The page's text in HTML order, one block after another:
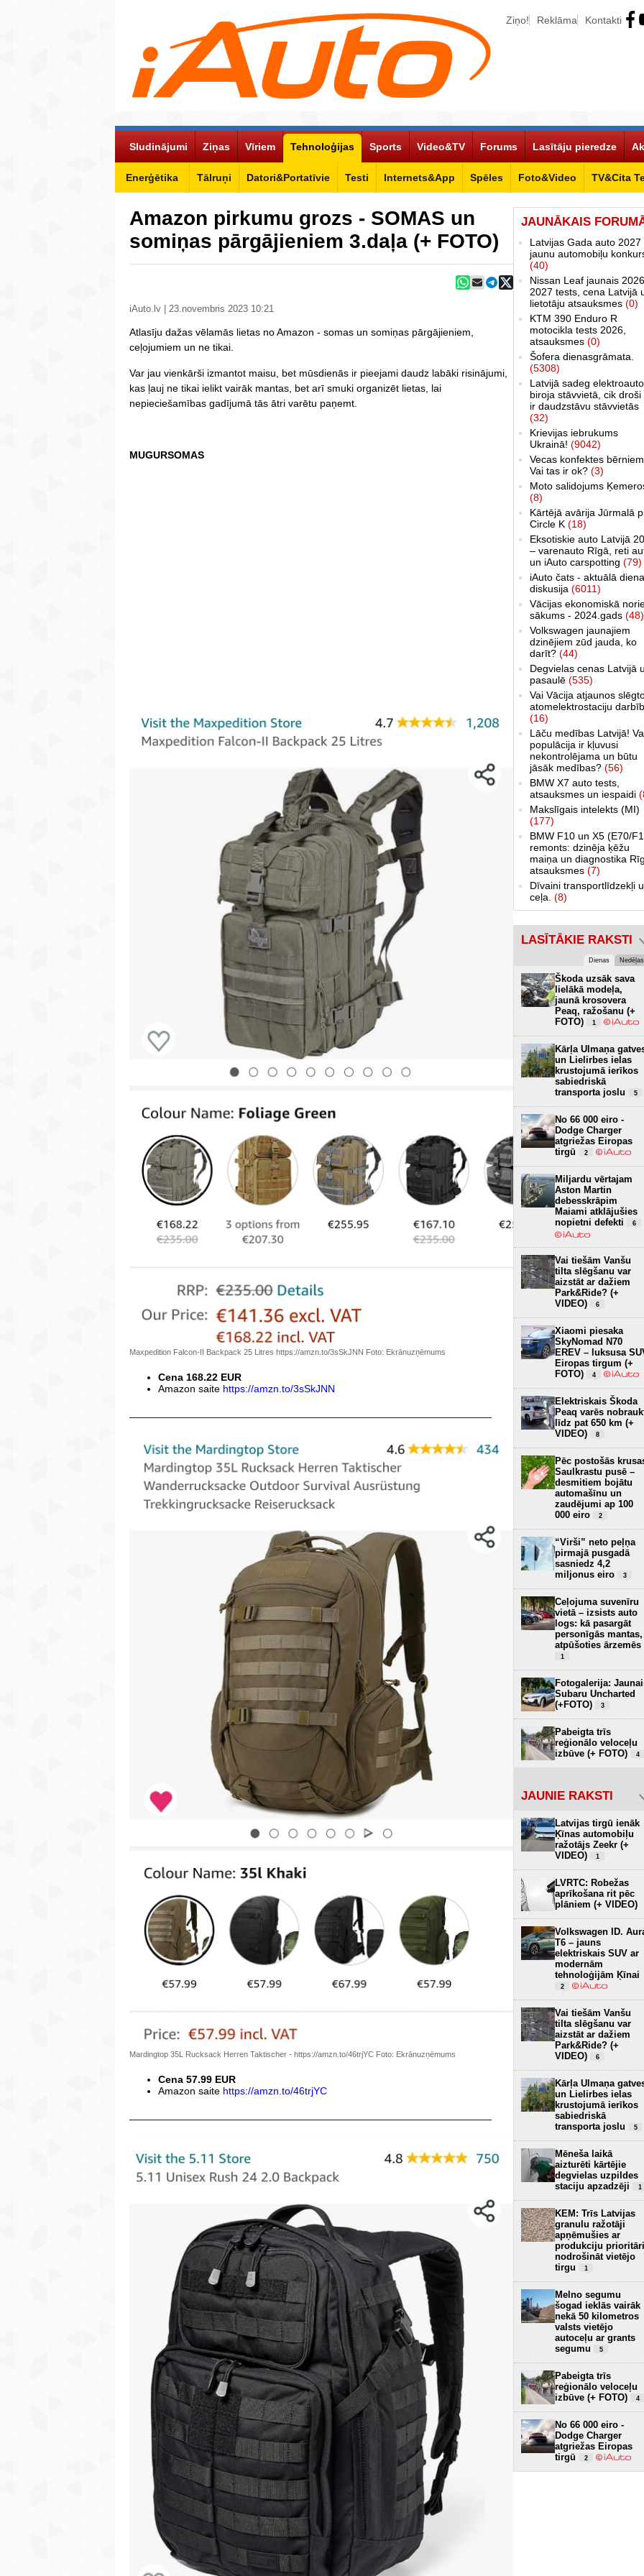
Ziņo! Reklāma Kontakti
Sludinājumi Ziņas Vīriem Tehnoloģijas
Enerģētika Tālruņi Datori&Portatīvie Testi Internets&App Spēles Foto&Video TV&Cita
Sports Video&TV Forums Lasītāju pieredze
Amazon pirkumu grozs - SOMAS un
somiņas pārgājieniem 3.daļa (+ FOTO)
iAuto.lv | 23.novembris 2023 10:21
Atlasīju dažas vēlamās lietas no Amazon - somas un somiņas pārgājieniem,
ceļojumiem un ne tikai.
Var jau vienkārši izmantot maisu, bet mūsdienās ir pieejami daudz labāki risinājumi,
kas ļauj ne tikai ielikt vairāk mantas, bet arī smuki organizēt lietas, lai
nepieciešamības gadījumā tās ātri varētu paņemt.
MUGURSOMAS
Maxpedition Falcon-II Backpack 25 Litres https://amzn.to/3sSkJNN Foto: Ekrānuzņēmums
Cena 168.22 EUR
Amazon saite https://amzn.to/3sSkJNN
Mardingtop 35L Rucksack Herren Taktischer - https://amzn.to/46trjYC Foto: Ekrānuzņēmums
Cena 57.99 EUR
Amazon saite https://amzn.to/46trjYC
JAUNĀKAIS
Latvijas Gada auto 2027
jaunu automobiļu
(40)
Nissan Leaf jaunais
2027 tests, cena Latvijā
lietotāju atsauksmes (0)
KTM 390 Enduro R
motocikla tests 2026,
atsauksmes (0)
Šofera dienasgrāmata.
(5308)
Latvijā sadeg elektroauto
biroja stāvvietā, cik droši
ir daudzstāvu stāvvietās
(32)
Krievijas iebrukums
Ukrainā! (9042)
Vecas konfektes
Vai tas ir ok? (3)
Moto salidojums
(8)
Kārtējā avārija Jūrmalā
Circle K (18)
Eksotiskie auto Latvijā
– varenauto Rīgā, reti
un iAuto carspotting (79)
iAuto čats - aktuālā
diskusija (6011)
Vācijas ekonomiskā
sākums - 2024.gads (48)
Volkswagen jaunajiem
dzinējiem zūd jauda, ko
darīt? (44)
Degvielas cenas Latvijā
pasaulē (535)
Vai Vācija atjaunos
atomelektrostaciju
(16)
Lāču medības Latvijā!
populācija ir kļuvusi
nekontrolējama un būtu
jāsāk medības? (56)
BMW X7 auto tests,
atsauksmes un iespaidi
Makslīgais intelekts (MI)
(177)
BMW F10 un X5 (E70/
remonts: dzinēja ķēžu
maiņa un diagnostika
atsauksmes (7)
Dīvaini transportlīdzekļi
ceļa. (8)
LASĪTĀKIE RAKSTI
Dienas Nedēļas
Škoda uzsāk sava
lielākā modeļa,
jaunā krosovera
Peaq, ražošanu (+
FOTO)
1
Kārļa Ulmaņa
un Lielirbes ielas
krustojumā ierīkos
sabiedriskā
transporta joslu
5
No 66 000 eiro -
Dodge Charger
atgriežas Eiropas
tirgū
2
Miljardu vērtajam
Aston Martin
debesskrāpim
Maiami atklājušies
nopietni defekti
6
Vai tiešām Vanšu
tilta slēgšanu var
aizstāt ar dažiem
Park&Ride? (+
VIDEO)
6
Xiaomi piesaka
SkyNomad N70
EREV – luksusa
Eiropas tirgum (+
FOTO)
4
Elektriskais Škoda
Peaq varēs
līdz pat 650 km (+
VIDEO)
8
Pēc postošās
Saulkrastu pusē –
desmitiem bojātu
automašīnu un
zaudējumi ap 100
000 eiro
2
“Virši” neto peļņa
pirmajā pusgadā
sasniedz 4,2
miljonus eiro
3
Ceļojuma suvenīru
vietā – izsists auto
logs: kā pasargāt
personīgās mantas,
atpūšoties ārzemēs
1
Fotogalerija:
Subaru Uncharted
(+FOTO)
3
Pabeigta trīs
reģionālo veloceļu
izbūve (+ FOTO)
4
JAUNIE RAKSTI
Latvijas tirgū ienāk
Ķīnas automobiļu
ražotājs Zeekr (+
VIDEO)
1
LVRTC: Robežas
aprīkošana rit pēc
plāniem (+ VIDEO)
Volkswagen ID.
T6 – jauns
elektriskais SUV ar
modernām
tehnoloģijām Ķīnai
2
Vai tiešām Vanšu
tilta slēgšanu var
aizstāt ar dažiem
Park&Ride? (+
VIDEO)
6
Kārļa Ulmaņa
un Lielirbes ielas
krustojumā ierīkos
sabiedriskā
transporta joslu
5
Mēneša laikā
aizturēti kārtējie
degvielas uzpildes
staciju apzadzēji
1
KEM: Trīs Latvijas
granulu ražotāji
apņēmušies ar
produkciju prioritāri
nodrošināt vietējo
tirgu
1
Melno segumu
šogad ieklās vairāk
nekā 50 kilometros
valsts vietējo
autoceļu ar grants
segumu
5
Pabeigta trīs
reģionālo veloceļu
izbūve (+ FOTO)
4
No 66 000 eiro -
Dodge Charger
atgriežas Eiropas
tirgū
2